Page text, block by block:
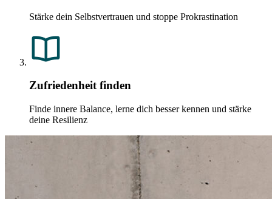
Stärke dein Selbstvertrauen und stoppe Prokrastination
Zufriedenheit finden
Finde innere Balance, lerne dich besser kennen und stärke
deine Resilienz